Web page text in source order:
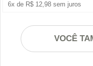
6x de R$ 12,98 sem juros
VOCÊ